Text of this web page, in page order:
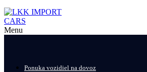
Menu
Ponuka vozidiel na dovoz